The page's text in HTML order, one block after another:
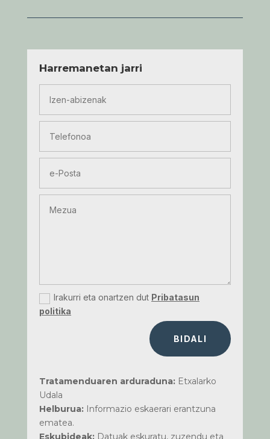
Harremanetan jarri
Irakurri eta onartzen dut Pribatasun
politika
BIDALI
Tratamenduaren arduraduna:Etxalarko
Udala
Helburua:Informazio eskaerari erantzuna
ematea.
Eskubideak:Datuak eskuratu, zuzendu eta